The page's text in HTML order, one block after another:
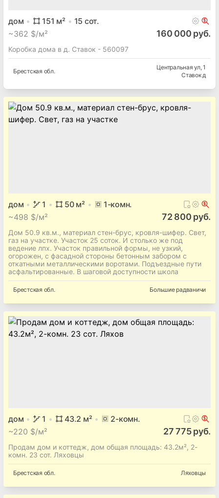
дом 151 м² 15 сот.
~362 $/м² 160 000 руб.
Коробка дома в д. Ставок - 560097
Брестская обл.
Центральная ул, 1
Ставок д
дом 1 50м² 1-комн.
~498 $/м² 72 800 руб.
Дом 50.9 кв.м., материал стен-брус, кровля-шифер. Свет,
газ на участке. Участок 25 соток. И столько же под
ведение лпх. Участок правильной формы, не узкий,
огорожен, с фасадной стороны бетонным забором с
откатными металлическими воротами. Подъездные пути
асфальтированные. В шаговой доступности школа
Брестская обл. Большие радваничи
дом 1 43.2 м² 2-комн.
~220 $/м² 27 775 руб.
Продам дом и коттедж, дом общая площадь: 43.2м², 2-
комн. 23 сот. Ляховцы
Брестская обл. Ляховцы